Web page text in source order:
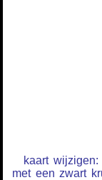
kaart
met een zwart